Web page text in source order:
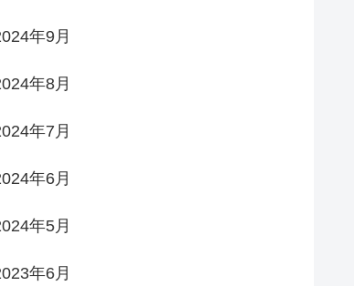
年9月
年8月
年7月
年6月
年5月
年6月